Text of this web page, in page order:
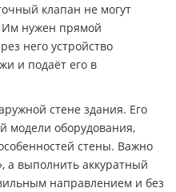
клапан не могут
Им нужен прямой
него устройство
и подаёт его в
стене здания. Его
модели оборудования,
стены. Важно
а выполнить аккуратный
направлением и без